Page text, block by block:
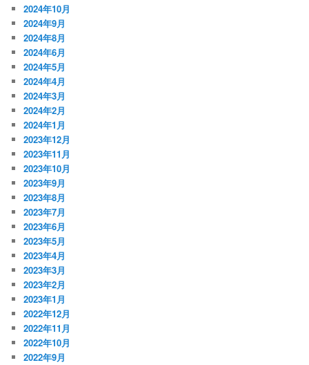
2024年10月
2024年9月
2024年8月
2024年6月
2024年5月
2024年4月
2024年3月
2024年2月
2024年1月
2023年12月
2023年11月
2023年10月
2023年9月
2023年8月
2023年7月
2023年6月
2023年5月
2023年4月
2023年3月
2023年2月
2023年1月
2022年12月
2022年11月
2022年10月
2022年9月